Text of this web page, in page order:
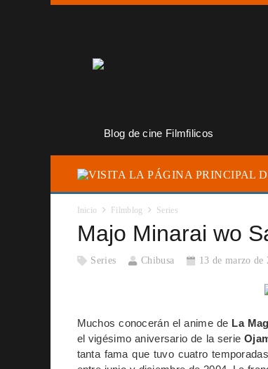
Inicio Filmblog Series
Majo Minarai wo
Series Chibusa 13 de marzo de
Muchos conocerán el anime de La
el vigésimo aniversario de la serie
tanta fama que tuvo cuatro